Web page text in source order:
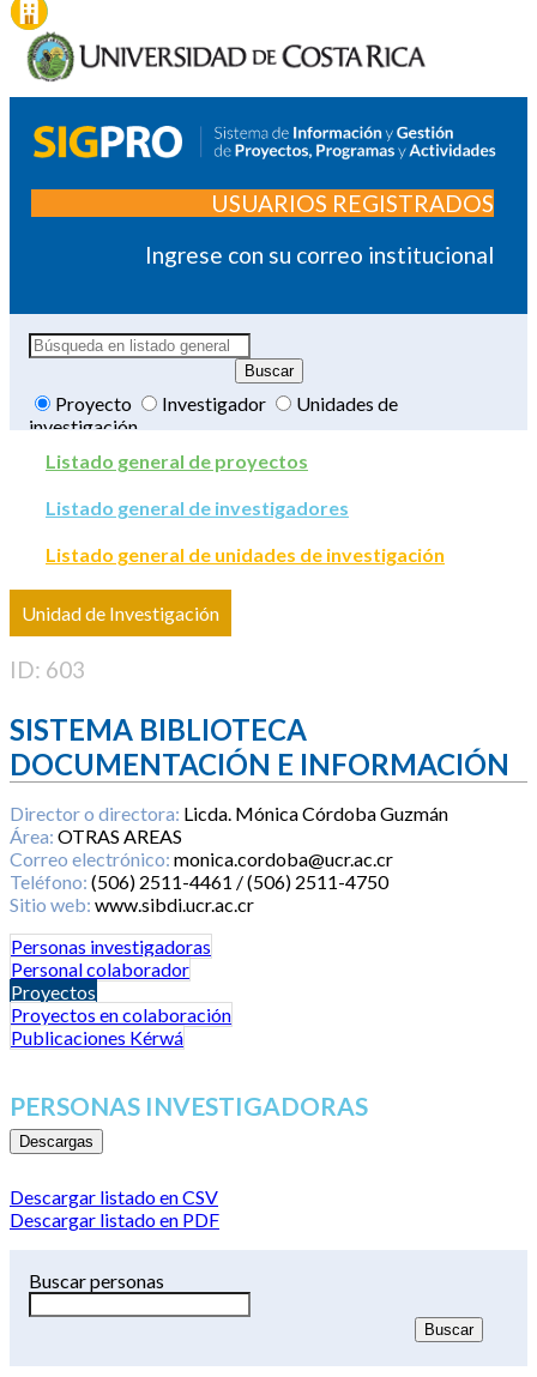
USUARIOS REGISTRADOS
Ingrese con su correo institucional
Proyecto Investigador
Unidades de
investigación
Listado general de proyectos
Listado general de investigadores
Listado general de unidades de investigación
Unidad de Investigación
ID: 603
SISTEMA BIBLIOTECA
DOCUMENTACIÓN E INFORMACIÓN
Director o directora: Licda. Mónica Córdoba Guzmán
Área: OTRAS AREAS
Correo electrónico: monica.cordoba@ucr.ac.cr
Teléfono: (506) 2511-4461 / (506) 2511-4750
Sitio web: www.sibdi.ucr.ac.cr
Personas investigadoras
Personal colaborador
Proyectos
Proyectos en colaboración
Publicaciones Kérwá
PERSONAS INVESTIGADORAS
Descargas
Descargar listado en CSV
Descargar listado en PDF
Buscar personas